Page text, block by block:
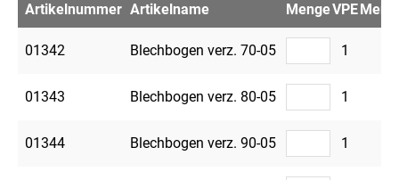
Artikelnummer Artikelname MengeVPE
01342 Blechbogen verz. 70-05 1
01343 Blechbogen verz. 80-05 1
01344 Blechbogen verz. 90-05 1